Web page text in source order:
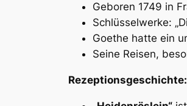
Geboren 1749 in
Schlüsselwerke:
Goethe hatte ein
Seine Reisen,
Rezeptionsgeschichte: